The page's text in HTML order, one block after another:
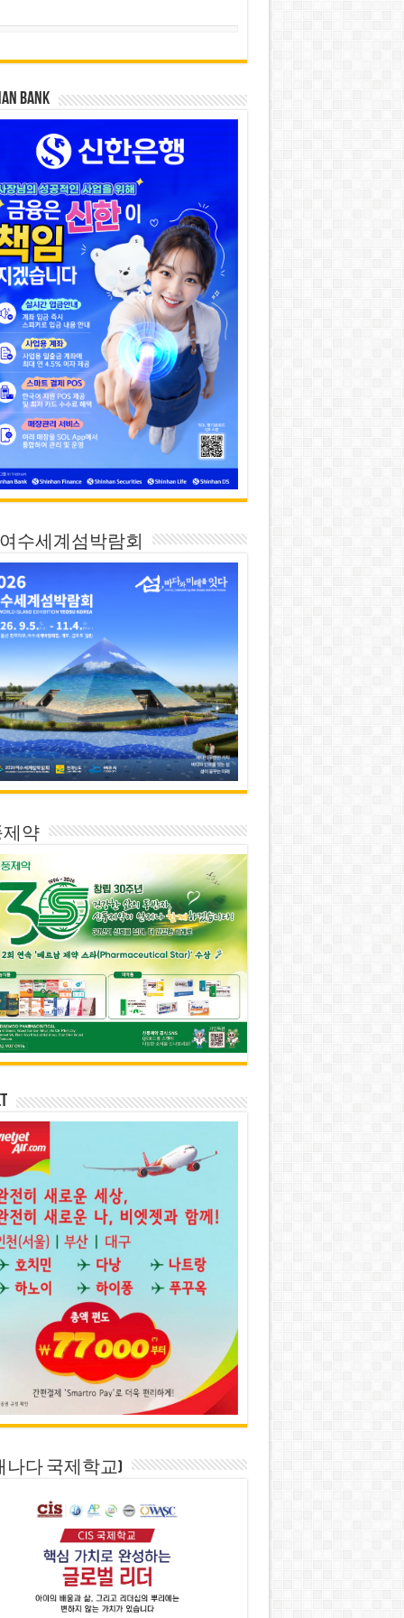
BANK
여수세계섬박람회
약
나다 국제학교)